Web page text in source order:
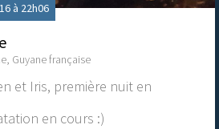
à 22h06
Guyane française
et Iris, première nuit en
en cours :)